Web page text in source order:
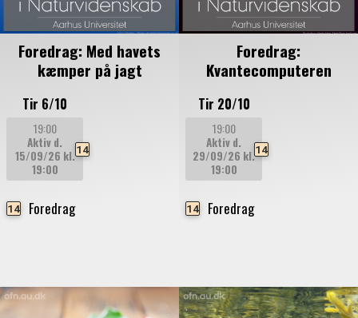
Foredrag: Med havets
kæmper på jagt
Tir 6/10
19:00
14
Aktiv d.
15/09/26 kl.
19:00
14 Foredrag
Foredrag:
Kvantecomputeren
Tir 20/10
19:00
14
Aktiv d.
29/09/26 kl.
19:00
14 Foredrag